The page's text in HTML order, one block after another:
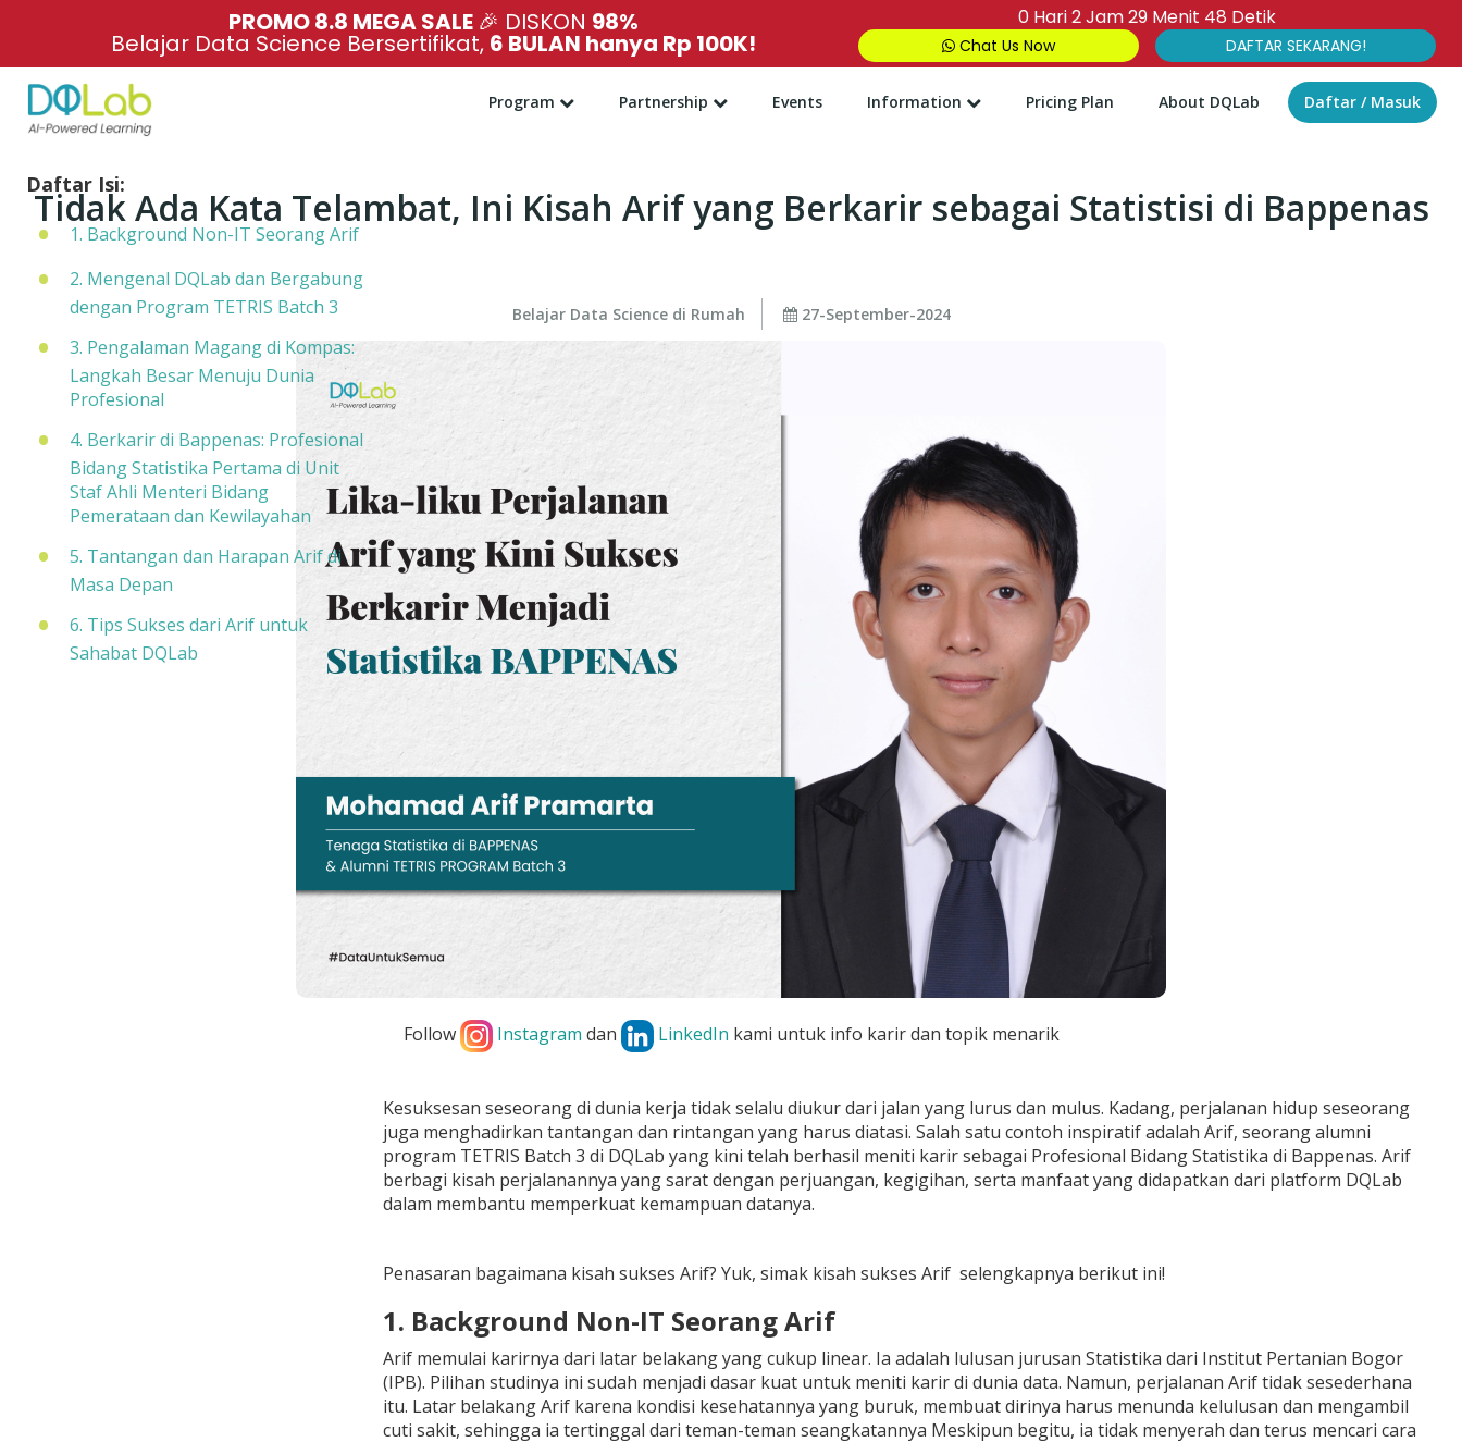
PROMO 8.8 MEGA SALE 🎉 DISKON 98%
Belajar Data Science Bersertifikat, 6 BULAN hanya Rp 100K!
0 Hari2Jam29 Menit 47 Detik
Chat Us Now DAFTAR SEKARANG!
Program Partnership Events Information Pricing Plan About DQLab Daftar / Masuk
Tidak Ada Kata Telambat, Ini Kisah Arif yang Berkarir sebagai Statistisi di Bappenas
Belajar Data Science di Rumah 27-September-2024
Follow Instagram dan LinkedIn kami untuk info karir dan topik menarik
Daftar Isi:
1. Background Non-IT Seorang Arif
2. Mengenal DQLab dan Bergabung
dengan Program TETRIS Batch 3
3. Pengalaman Magang di Kompas:
Langkah Besar Menuju Dunia
Profesional
4. Berkarir di Bappenas: Profesional
Bidang Statistika Pertama di Unit
Staf Ahli Menteri Bidang
Pemerataan dan Kewilayahan
5. Tantangan dan Harapan Arif di
Masa Depan
6. Tips Sukses dari Arif untuk
Sahabat DQLab
Kesuksesan seseorang di dunia kerja tidak selalu diukur dari jalan yang lurus dan mulus. Kadang, perjalanan hidup seseorang
juga menghadirkan tantangan dan rintangan yang harus diatasi. Salah satu contoh inspiratif adalah Arif, seorang alumni
program TETRIS Batch 3 di DQLab yang kini telah berhasil meniti karir sebagai Profesional Bidang Statistika di Bappenas. Arif
berbagi kisah perjalanannya yang sarat dengan perjuangan, kegigihan, serta manfaat yang didapatkan dari platform DQLab
dalam membantu memperkuat kemampuan datanya.
Penasaran bagaimana kisah sukses Arif? Yuk, simak kisah sukses Arif selengkapnya berikut ini!
1. Background Non-IT Seorang Arif
Arif memulai karirnya dari latar belakang yang cukup linear. Ia adalah lulusan jurusan Statistika dari Institut Pertanian Bogor
(IPB). Pilihan studinya ini sudah menjadi dasar kuat untuk meniti karir di dunia data. Namun, perjalanan Arif tidak sesederhana
itu. Latar belakang Arif karena kondisi kesehatannya yang buruk, membuat dirinya harus menunda kelulusan dan mengambil
cuti sakit, sehingga ia tertinggal dari teman-teman seangkatannya Meskipun begitu, ia tidak menyerah dan terus mencari cara